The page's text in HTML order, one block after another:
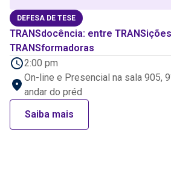
DEFESA DE TESE
TRANSdocência: entre
TRANSformadoras
2:00 pm
On-line e Presencial na sala 905,
andar do préd
Saiba mais